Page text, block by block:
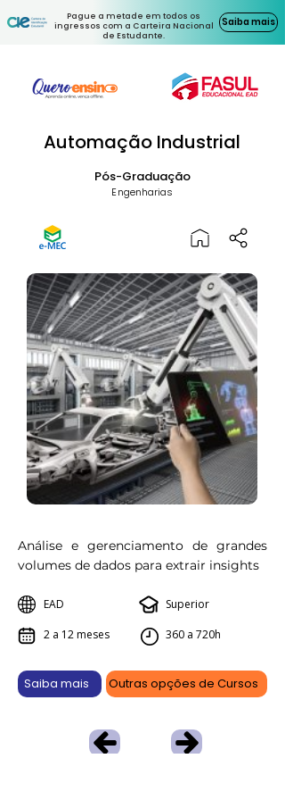
Pague a metade em todos os
ingressos com a Carteira Nacional
de Estudante.
Saiba mais
Automação Industrial
Pós-Graduação
Engenharias
Análise e gerenciamento de grandes
volumes de dados para extrair insights
EAD
2 a 12 meses
Superior
360 a 720h
Saiba mais Outras opções de Cursos